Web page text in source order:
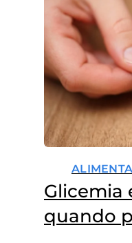
Glicemia
quando